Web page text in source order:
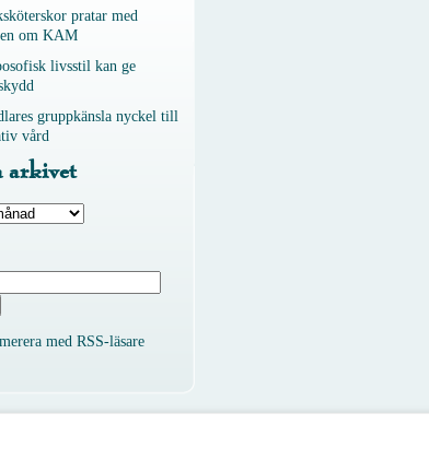
pratar med
om KAM
livsstil kan ge
gruppkänsla nyckel till
vård
arkivet
med RSS-läsare